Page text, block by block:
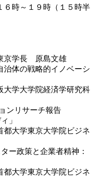
時～１９時（１５時半
学長 原島文雄
体の戦略的イノベーシ
院経済学研究科
リサーチ報告
大学院ビジネ
と企業者精神：
大学院ビジネ